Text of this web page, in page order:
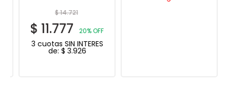
$14.721
$11.777 20% OFF
3 cuotas SIN INTERES
de:$3.926